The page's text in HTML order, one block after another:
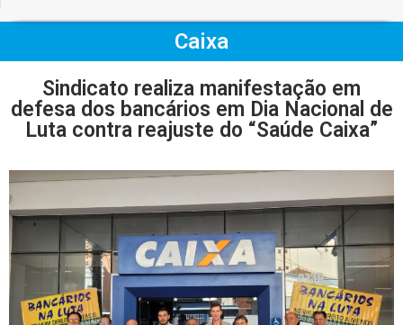
Caixa
Sindicato realiza manifestação em
defesa dos bancários em Dia Nacional de
Luta contra reajuste do “Saúde Caixa”